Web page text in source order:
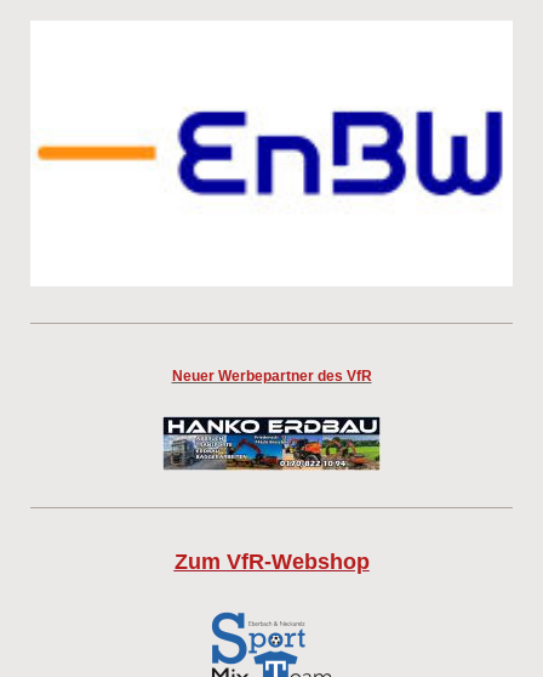
Neuer Werbepartner des VfR
Zum VfR-Webshop